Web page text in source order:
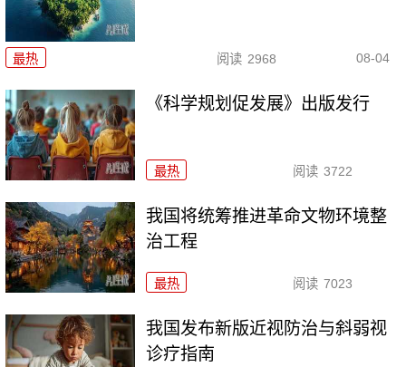
最热 阅读 2968 08-04
《科学规划促发展》出版发行
最热 阅读 3722
我国将统筹推进革命文物环境整
治工程
最热 阅读 7023
我国发布新版近视防治与斜弱视
诊疗指南